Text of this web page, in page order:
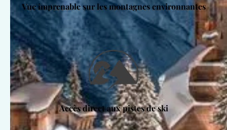
Vue imprenable sur les montagnes environnantes
Accès direct aux pistes de ski